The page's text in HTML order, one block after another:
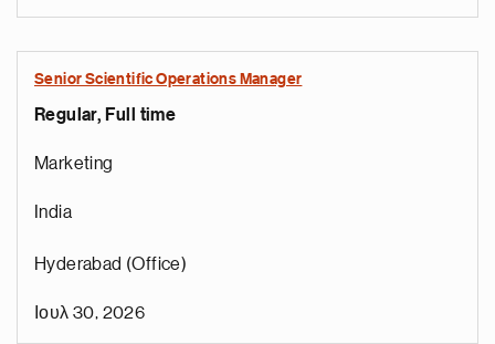
Senior Scientific Operations Manager
Regular, Full time
Marketing
India
Hyderabad (Office)
Ιουλ 30, 2026
a
e